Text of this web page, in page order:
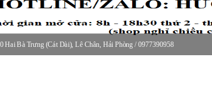
Hai Bà Trưng (Cát Dài), Lê Chân, Hải Phòng / 0977390958